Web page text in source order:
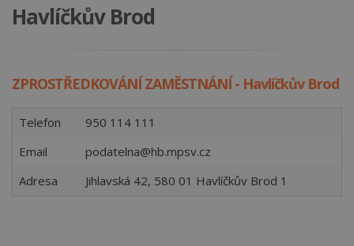
Havlíčkův Brod
ZPROSTŘEDKOVÁNÍ ZAMĚSTNÁNÍ - Havlíčkův Brod
Telefon
950 114 111
Email
podatelna@hb.mpsv.cz
Adresa
Jihlavská 42, 580 01 Havlíčkův Brod 1